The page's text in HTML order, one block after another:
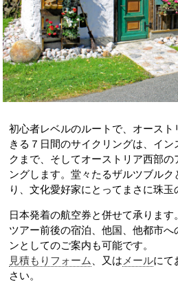
初心者レベルのルートで、オース
きる７日間のサイクリングは、イン
ク まで、そしてオーストリア西部の
ングします。堂々たるザルツブルク
り、文化愛好家にとってまさに珠玉
日本発着の航空券と併せて承ります
ツアー前後の宿泊、他国、他都市へ
見積もりフォーム
、又は メールにて
さい。